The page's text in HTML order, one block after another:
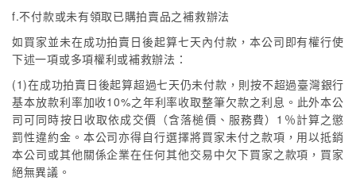
f.不付款或未有領取已購拍賣品之補救辦法
如買家並未在成功拍賣日後起算七天內付款，本公司即有權行使
下述一項或多項權利或補救辦法：
(1)在成功拍賣日後起算超過七天仍未付款，則按不超過臺灣銀行
基本放款利率加收10%之年利率收取整筆欠款之利息。此外本公
司可同時按日收取依成交價（含落槌價、服務費）1％計算之懲
罰性違約金。本公司亦得自行選擇將買家未付之款項，用以抵銷
本公司或其他關係企業在任何其他交易中欠下買家之款項，買家
絕無異議。